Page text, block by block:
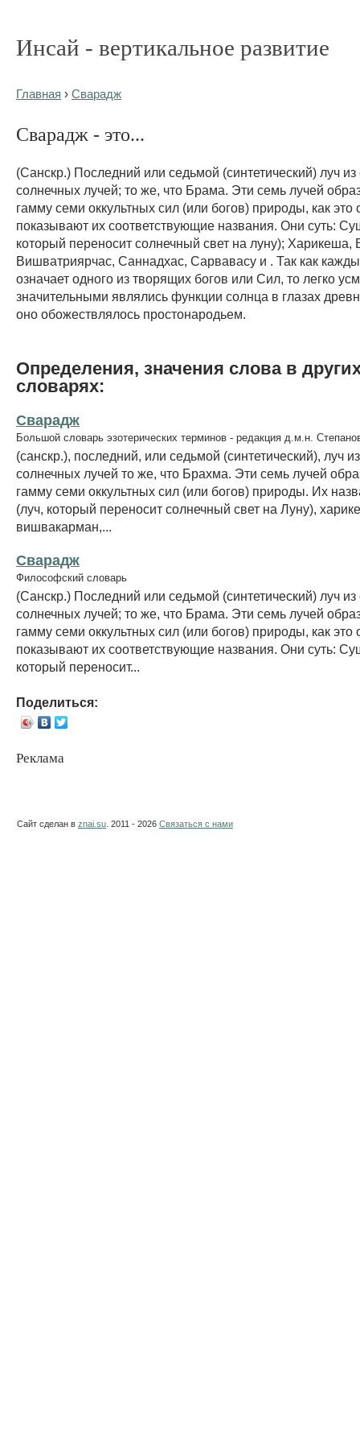
Инсай - вертикальное развитие
Главная › Сварадж
Сварадж - это...
(Санскр.) Последний или седьмой (синтетический) луч
солнечных лучей; то же, что Брама. Эти семь лучей
гамму семи оккультных сил (или богов) природы, как это
показывают их соответствующие названия. Они суть:
который переносит солнечный свет на луну);
Вишватриярчас, Саннадхас, Сарвавасу и . Так как
означает одного из творящих богов или Сил, то легко
значительными являлись функции солнца в глазах
оно обожествлялось простонародьем.
Определения, значения слова в
словарях:
Сварадж
Большой словарь эзотерических терминов - редакция д.м.н.
(санскр.), последний, или седьмой (синтетический), луч
солнечных лучей то же, что Брахма. Эти семь лучей
гамму семи оккультных сил (или богов) природы. Их
(луч, который переносит солнечный свет на Луну),
вишвакарман,...
Сварадж
Философский словарь
(Санскр.) Последний или седьмой (синтетический) луч
солнечных лучей; то же, что Брама. Эти семь лучей
гамму семи оккультных сил (или богов) природы, как это
показывают их соответствующие названия. Они суть:
который переносит...
Поделиться:
Реклама
Сайт сделан в znai.su . 2011 - 2026 Связаться с нами